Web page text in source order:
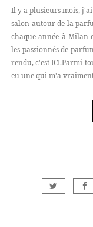
Il y a plusieurs mois,
salon autour de la
chaque année à Milan
les passionnés de
rendu, c'est ICI.Parmi
eu une qui m'a